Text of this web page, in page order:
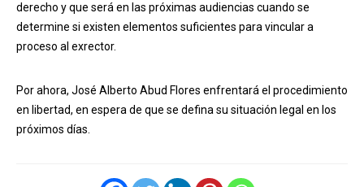
derecho y que será en las próximas audiencias cuando se
determine si existen elementos suficientes para vincular a
proceso al exrector.
Por ahora, José Alberto Abud Flores enfrentará el procedimiento
en libertad, en espera de que se defina su situación legal en los
próximos días.